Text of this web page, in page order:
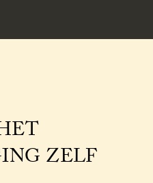
ZELF